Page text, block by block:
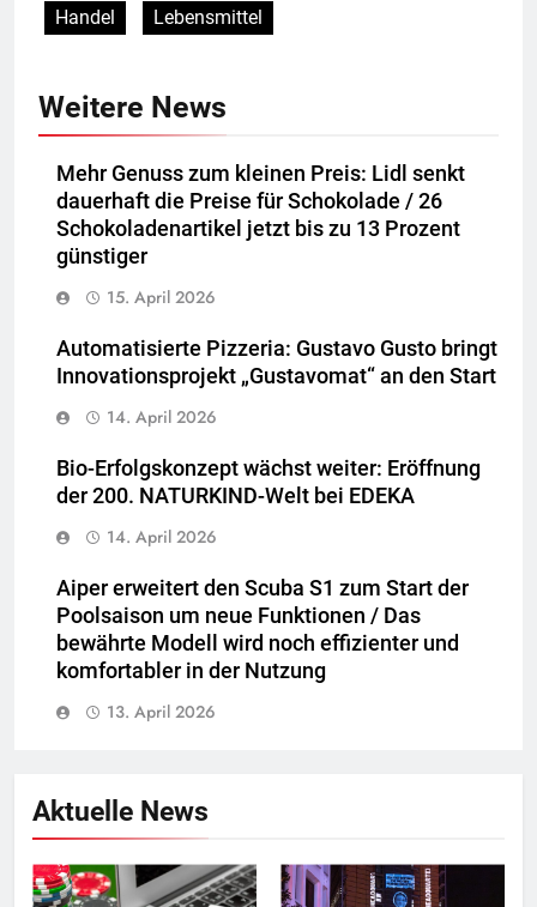
Handel
Lebensmittel
Weitere News
Mehr Genuss zum kleinen Preis: Lidl senkt
dauerhaft die Preise für Schokolade / 26
Schokoladenartikel jetzt bis zu 13 Prozent
günstiger
15. April 2026
Automatisierte Pizzeria: Gustavo Gusto bringt
Innovationsprojekt „Gustavomat“ an den Start
14. April 2026
Bio-Erfolgskonzept wächst weiter: Eröffnung
der 200. NATURKIND-Welt bei EDEKA
14. April 2026
Aiper erweitert den Scuba S1 zum Start der
Poolsaison um neue Funktionen / Das
bewährte Modell wird noch effizienter und
komfortabler in der Nutzung
13. April 2026
Aktuelle News